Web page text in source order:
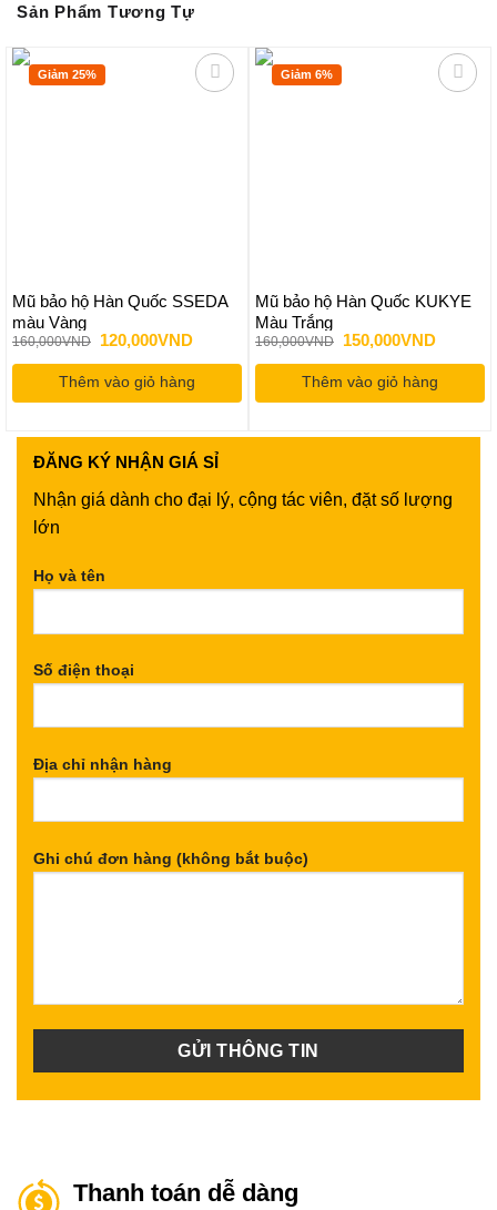
Sản Phẩm Tương Tự
Giảm 25%
Mũ bảo hộ Hàn Quốc SSEDA
màu Vàng
160,000VND
Giá
là:
160,000VND.
120,000VNDGiá
tại
là:
120,000VND.
Thêm vào giỏ hàng
Giảm 6%
Mũ bảo hộ Hàn Quốc KUKYE
Màu Trắng
160,000VND
Giá
là:
160,000VND.
150,000VNDGiá
tại
là:
Thêm vào giỏ hàng
ĐĂNG KÝ NHẬN GIÁ SỈ
Nhận giá dành cho đại lý, cộng tác viên, đặt số lượng
lớn
Họ và tên
Số điện thoại
Địa chỉ nhận hàng
Ghi chú đơn hàng (không bắt buộc)
Thanh toán dễ dàng